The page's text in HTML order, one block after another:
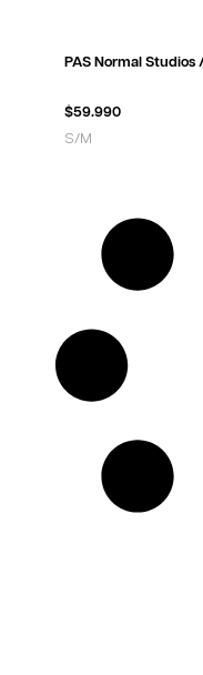
PAS Normal Studios
$59.990
S/M